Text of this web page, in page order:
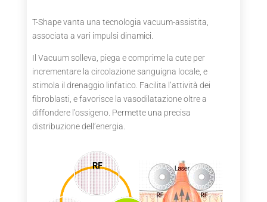
T-Shape vanta una tecnologia vacuum-assistita,
associata a vari impulsi dinamici.
Il Vacuum solleva, piega e comprime la cute per
incrementare la circolazione sanguigna locale, e
stimola il drenaggio linfatico. Facilita l’attività dei
fibroblasti, e favorisce la vasodilatazione oltre a
diffondere l’ossigeno. Permette una precisa
distribuzione dell’energia.